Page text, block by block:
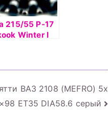
215/55 Р-17
Winter I
ВАЗ 2108 (MEFRO) 5x
ET35 DIA58.6 серый